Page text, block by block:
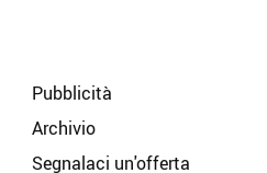
Pubblicità
Archivio
Segnalaci un'offerta